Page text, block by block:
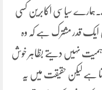
سیاسی اکابرین کسی
ایک قدر مشترک ہے کہ وہ
اہمیت نہیں دیتے بظاہر خوش
ہے لیکن حقیقت میں یہ